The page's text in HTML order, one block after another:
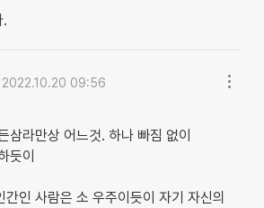
.
2022.10.20 09:56
삼라만상 어느것. 하나 빠짐 없이
듯이
인 사람은 소 우주이듯이 자기 자신의